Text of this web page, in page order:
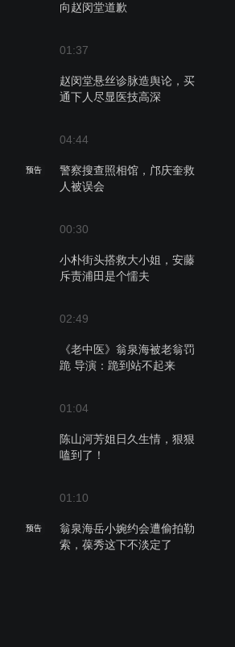
向赵闵堂道歉
01:37
赵闵堂悬丝诊脉造舆论，买
通下人尽显医技高深
04:44
预告
警察搜查照相馆，邝庆奎救
人被误会
00:30
小朴街头搭救大小姐，安藤
斥责浦田是个懦夫
02:49
《老中医》翁泉海被老翁罚
跪 导演：跪到站不起来
01:04
陈山河芳姐日久生情，狠狠
嗑到了！
01:10
预告
翁泉海岳小婉约会遭偷拍勒
索，葆秀这下不淡定了